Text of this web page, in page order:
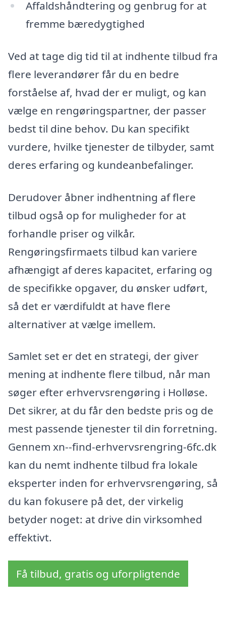
Affaldshåndtering og genbrug for at
fremme bæredygtighed
Ved at tage dig tid til at indhente tilbud fra
flere leverandører får du en bedre
forståelse af, hvad der er muligt, og kan
vælge en rengøringspartner, der passer
bedst til dine behov. Du kan specifikt
vurdere, hvilke tjenester de tilbyder, samt
deres erfaring og kundeanbefalinger.
Derudover åbner indhentning af flere
tilbud også op for muligheder for at
forhandle priser og vilkår.
Rengøringsfirmaets tilbud kan variere
afhængigt af deres kapacitet, erfaring og
de specifikke opgaver, du ønsker udført,
så det er værdifuldt at have flere
alternativer at vælge imellem.
Samlet set er det en strategi, der giver
mening at indhente flere tilbud, når man
søger efter erhvervsrengøring i Holløse.
Det sikrer, at du får den bedste pris og de
mest passende tjenester til din forretning.
Gennem xn--find-erhvervsrengring-6fc.dk
kan du nemt indhente tilbud fra lokale
eksperter inden for erhvervsrengøring, så
du kan fokusere på det, der virkelig
betyder noget: at drive din virksomhed
effektivt.
Få tilbud, gratis og uforpligtende